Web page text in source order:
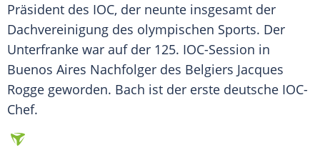
Präsident des IOC, der neunte insgesamt der
Dachvereinigung des olympischen Sports. Der
Unterfranke war auf der 125. IOC-Session in
Buenos Aires Nachfolger des Belgiers Jacques
Rogge geworden. Bach ist der erste deutsche IOC-
Chef.